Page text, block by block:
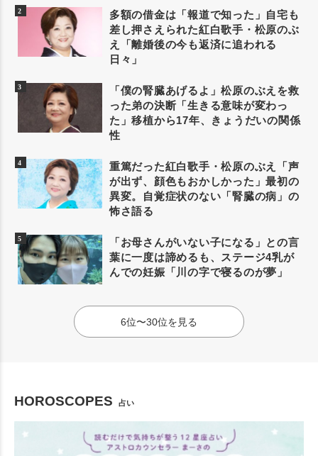
多額の借金は「報道で知った」自宅も
差し押さえられた紅白歌手・松原のぶ
え「離婚後の今も返済に追われる
日々」
「僕の腎臓あげるよ」松原のぶえを救
った弟の決断「生きる意味が変わっ
た」移植から17年、きょうだいの関係
性
重篤だった紅白歌手・松原のぶえ「声
が出ず、顔色もおかしかった」最初の
異変。自覚症状のない「腎臓の病」の
怖さ語る
「お母さんがいない子になる」との言
葉に一度は諦めるも、ステージ4乳が
んでの妊娠「川の字で寝るのが夢」
6位〜30位を見る
HOROSCOPES 占い